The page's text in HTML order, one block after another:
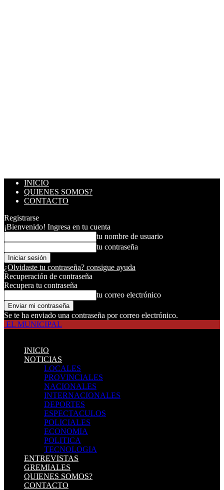
INICIO
QUIENES SOMOS?
CONTACTO
Registrarse
¡Bienvenido! Ingresa en tu cuenta
tu nombre de usuario
tu contraseña
¿Olvidaste tu contraseña? consigue ayuda
Recuperación de contraseña
Recupera tu contraseña
tu correo electrónico
Se te ha enviado una contraseña por correo electrónico.
EL MUNICIPAL
INICIO
NOTICIAS
LOCALES
PROVINCIALES
NACIONALES
INTERNACIONALES
DEPORTES
ESPECTACULOS
POLICIALES
ECONOMIA
POLITICA
TECNOLOGIA
ENTREVISTAS
GREMIALES
QUIENES SOMOS?
CONTACTO